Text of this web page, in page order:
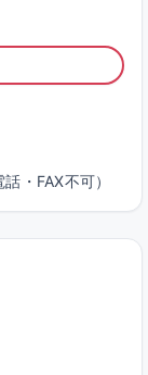
・FAX不可）